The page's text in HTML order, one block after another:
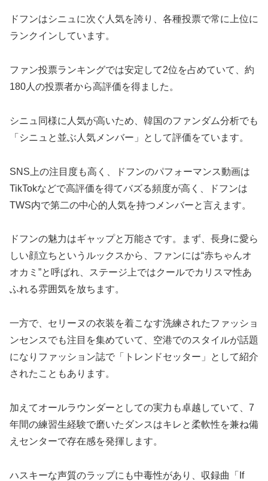
ドフンはシニュに次ぐ人気を誇り、各種投票で常に上位に
ランクインしています。
ファン投票ランキングでは安定して2位を占めていて、約
180人の投票者から高評価を得ました​。
シニュ同様に人気が高いため、韓国のファンダム分析でも
「シニュと並ぶ人気メンバー」として評価をています​。
SNS上の注目度も高く、ドフンのパフォーマンス動画は
TikTokなどで高評価を得てバズる頻度が高く、ドフンは
TWS内で第二の中心的人気を持つメンバーと言えます。
ドフンの魅力はギャップと万能さです。まず、長身に愛ら
しい顔立ちというルックスから、ファンには“赤ちゃんオ
オカミ”と呼ばれ​、ステージ上ではクールでカリスマ性あ
ふれる雰囲気を放ちます。
一方で、セリーヌの衣装を着こなす洗練されたファッショ
ンセンスでも注目を集めていて、空港でのスタイルが話題
になりファッション誌で「トレンドセッター」として紹介
されたこともあります。
加えてオールラウンダーとしての実力も卓越していて、7
年間の練習生経験で磨いたダンスはキレと柔軟性を兼ね備
えセンターで存在感を発揮します​。
ハスキーな声質のラップにも中毒性があり、収録曲「If